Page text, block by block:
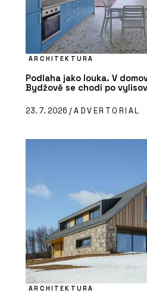
ARCHITEKTURA
Podlaha jako louka. V
Bydžově se chodí po
23. 7. 2026 /ADVERTORIAL
ARCHITEKTURA